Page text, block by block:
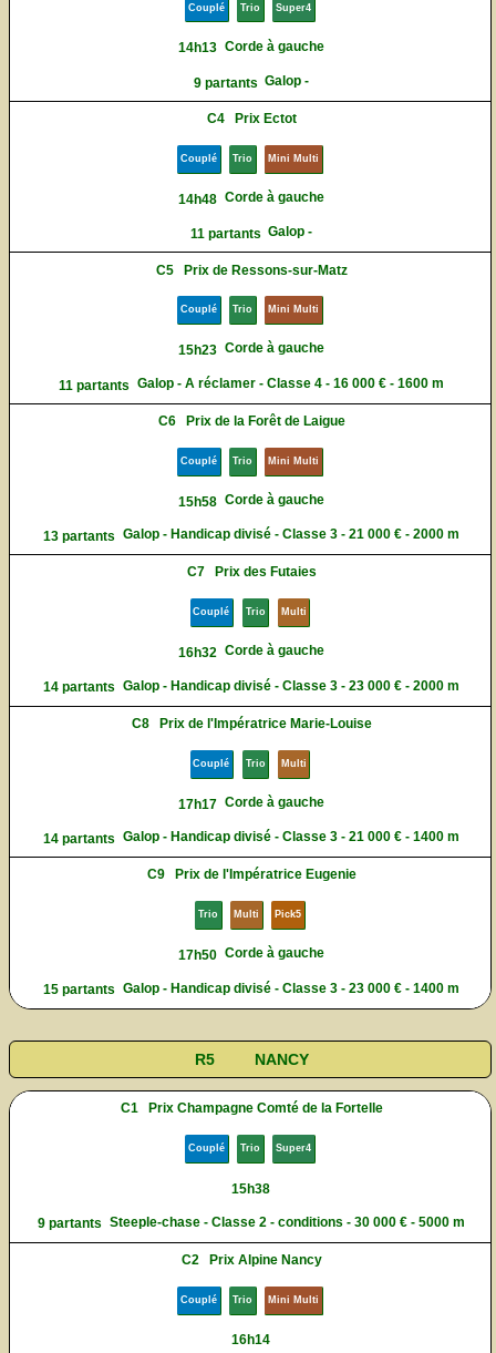
Couplé Trio Super4
14h13 Corde à gauche
9 partants Galop -
C4 Prix Ectot
Couplé Trio Mini Multi
14h48 Corde à gauche
11 partants Galop -
C5 Prix de Ressons-sur-Matz
Couplé Trio Mini Multi
15h23 Corde à gauche
11 partants Galop - A réclamer - Classe 4 - 16 000 € - 1600 m
C6 Prix de la Forêt de Laigue
Couplé Trio Mini Multi
15h58 Corde à gauche
13 partants Galop - Handicap divisé - Classe 3 - 21 000 € - 2000 m
C7 Prix des Futaies
Couplé Trio Multi
16h32 Corde à gauche
14 partants Galop - Handicap divisé - Classe 3 - 23 000 € - 2000 m
C8 Prix de l'Impératrice Marie-Louise
Couplé Trio Multi
17h17 Corde à gauche
14 partants Galop - Handicap divisé - Classe 3 - 21 000 € - 1400 m
C9 Prix de l'Impératrice Eugenie
Trio Multi Pick5
17h50 Corde à gauche
15 partants Galop - Handicap divisé - Classe 3 - 23 000 € - 1400 m
R5 NANCY
C1 Prix Champagne Comté de la Fortelle
Couplé Trio Super4
15h38
9 partants Steeple-chase - Classe 2 - conditions - 30 000 € - 5000 m
C2 Prix Alpine Nancy
Couplé Trio Mini Multi
16h14